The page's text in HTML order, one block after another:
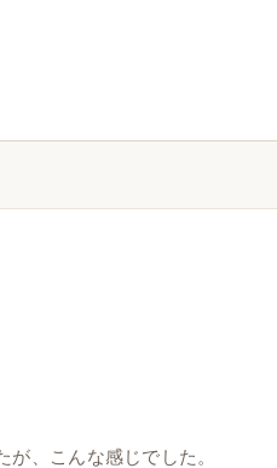
、こんな感じでした。